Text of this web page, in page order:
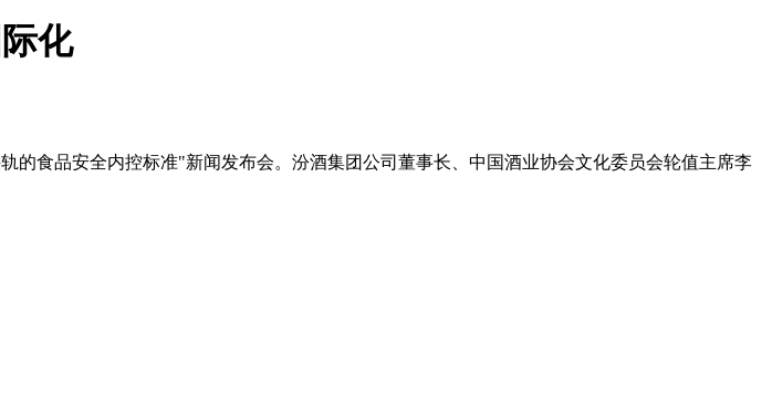
化
的食品安全内控标准"新闻发布会。汾酒集团公司董事长、中国酒业协会文化委员会轮值主席李